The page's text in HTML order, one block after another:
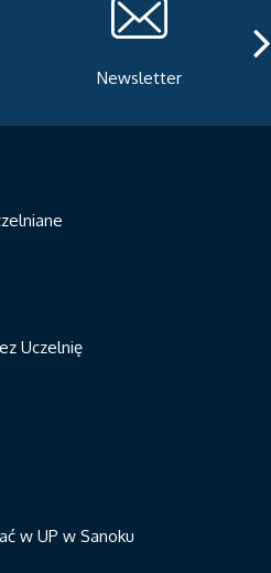
Newsletter
Uczelnię
w UP w Sanoku